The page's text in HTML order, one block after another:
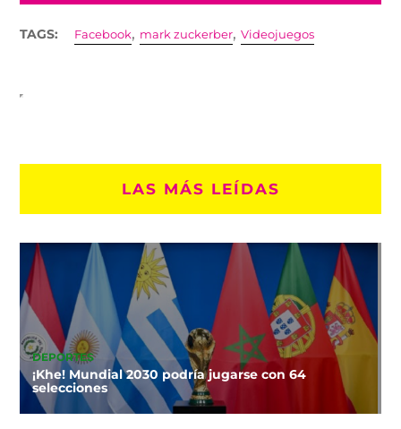
TAGS: Facebook, mark zuckerber,Videojuegos
LAS MÁS LEÍDAS
DEPORTES
¡Khe! Mundial 2030 podría jugarse con 64
selecciones